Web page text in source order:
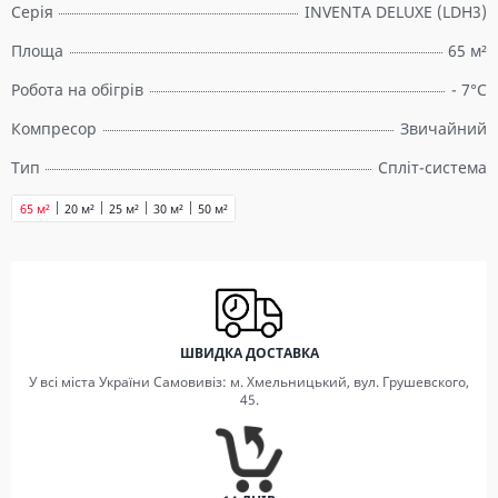
Серія
INVENTA DELUXE (LDH3)
Площа
65 м²
Робота на обігрів
- 7°C
Компресор
Звичайний
Тип
Спліт-система
20 м² 25 м² 30 м² 50 м²
65 м²
ШВИДКА ДОСТАВКА
У всі міста України Самовивіз: м. Хмельницький, вул. Грушевского,
45.